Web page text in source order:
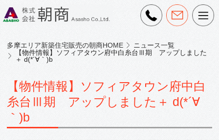
多摩エリア新築住宅販売の朝商HOME
ニュース一覧
【物件情報】ソフィアタウン府中白糸台Ⅲ期 アップしました
＋ d(*´∀｀)b
【物件情報】ソフィアタウン府中白
糸台Ⅲ期 アップしました＋ d(*´∀
｀)b